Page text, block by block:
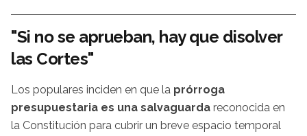
"Si no se aprueban, hay que disolver
las Cortes"
Los populares inciden en que la prórroga
presupuestaria es una salvaguarda reconocida en
la Constitución para cubrir un breve espacio temporal